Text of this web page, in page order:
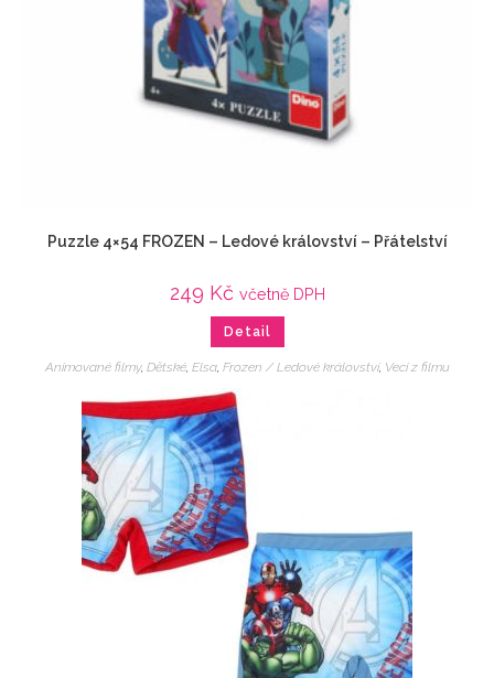
Puzzle 4×54 FROZEN – Ledové království – Přátelství
249 Kč včetně DPH
Detail
Animované filmy, Dětské, Elsa, Frozen / Ledové království, Veci z filmu